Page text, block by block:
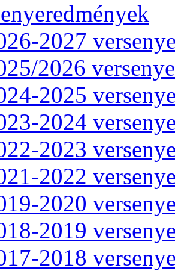
2027
2026
2025
2024
2023
2022
2020
2019
2018